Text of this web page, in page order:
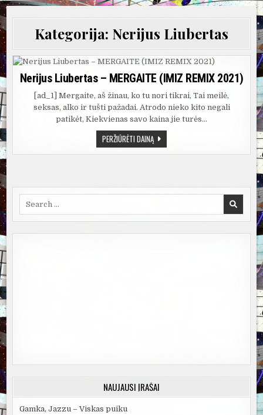
Kategorija: Nerijus Liubertas
Nerijus Liubertas – MERGAITE (IMIZ REMIX 2021)
[ad_1] Mergaite, aš žinau, ko tu nori tikrai, Tai meilė,
seksas, alko ir tušti pažadai. Atrodo nieko kito negali
patikėt, Kiekvienas savo kaina jie turės…
PERŽIŪRĖTI DAINĄNERIJUS
LIUBERTAS
–
NAUJAUSI ĮRAŠAI
Gamka, Jazzu – Viskas puiku